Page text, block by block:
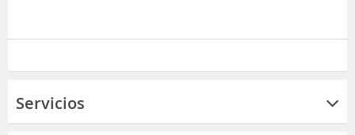
Servicios